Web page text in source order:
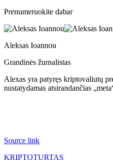
Prenumeruokite dabar
Aleksas Ioannou
Grandinės žurnalistas
Alexas yra patyręs kriptovaliutų
nustatydamas atsirandančias
Source link
KRIPTOTURTAS